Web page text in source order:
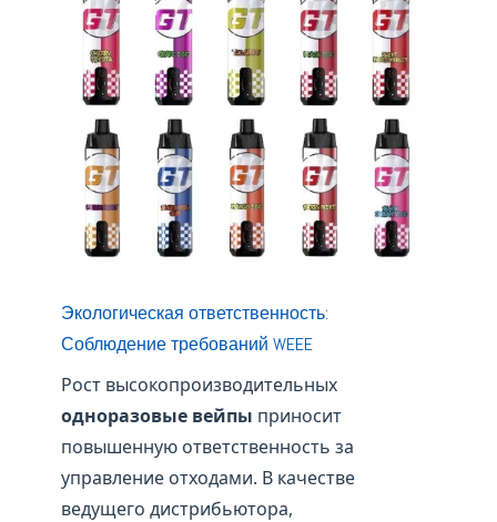
Экологическая ответственность:
Соблюдение требований WEEE
Рост высокопроизводительных
одноразовые вейпы приносит
повышенную ответственность за
управление отходами. В качестве
ведущего дистрибьютора,